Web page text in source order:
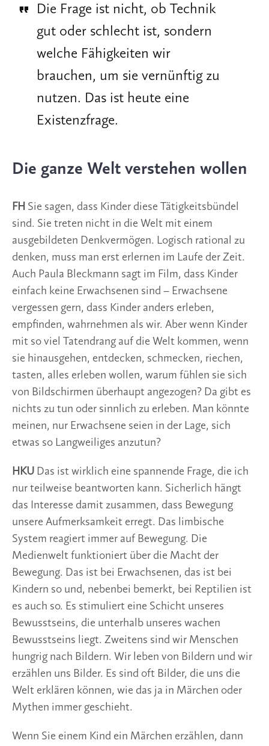
Die Frage ist nicht, ob Technik
gut oder schlecht ist, sondern
welche Fähigkeiten wir
brauchen, um sie vernünftig zu
nutzen. Das ist heute eine
Existenzfrage.
Die ganze Welt verstehen wollen
FH Sie sagen, dass Kinder diese Tätigkeitsbündel
sind. Sie treten nicht in die Welt mit einem
ausgebildeten Denkvermögen. Logisch rational zu
denken, muss man erst erlernen im Laufe der Zeit.
Auch Paula Bleckmann sagt im Film, dass Kinder
einfach keine Erwachsenen sind – Erwachsene
vergessen gern, dass Kinder anders erleben,
empfinden, wahrnehmen als wir. Aber wenn Kinder
mit so viel Tatendrang auf die Welt kommen, wenn
sie hinausgehen, entdecken, schmecken, riechen,
tasten, alles erleben wollen, warum fühlen sie sich
von Bildschirmen überhaupt angezogen? Da gibt es
nichts zu tun oder sinnlich zu erleben. Man könnte
meinen, nur Erwachsene seien in der Lage, sich
etwas so Langweiliges anzutun?
HKU Das ist wirklich eine spannende Frage, die ich
nur teilweise beantworten kann. Sicherlich hängt
das Interesse damit zusammen, dass Bewegung
unsere Aufmerksamkeit erregt. Das limbische
System reagiert immer auf Bewegung. Die
Medienwelt funktioniert über die Macht der
Bewegung. Das ist bei Erwachsenen, das ist bei
Kindern so und, nebenbei bemerkt, bei Reptilien ist
es auch so. Es stimuliert eine Schicht unseres
Bewusstseins, die unterhalb unseres wachen
Bewusstseins liegt. Zweitens sind wir Menschen
hungrig nach Bildern. Wir leben von Bildern und wir
erzählen uns Bilder. Es sind oft Bilder, die uns die
Welt erklären können, wie das ja in Märchen oder
Mythen immer geschieht.
Wenn Sie einem Kind ein Märchen erzählen, dann